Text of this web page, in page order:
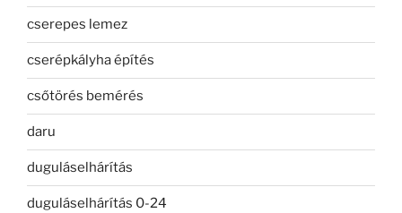
cserepes lemez
cserépkályha építés
csőtörés bemérés
daru
duguláselhárítás
duguláselhárítás 0-24